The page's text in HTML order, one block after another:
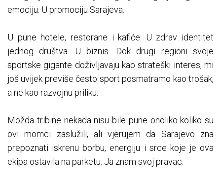
emociju. U promociju Sarajeva.
U pune hotele, restorane i kafiće. U zdrav identitet
jednog društva. U biznis. Dok drugi regioni svoje
sportske gigante doživljavaju kao strateški interes, mi
još uvijek previše često sport posmatramo kao trošak,
a ne kao razvojnu priliku.
Možda tribine nekada nisu bile pune onoliko koliko su
ovi momci zaslužili, ali vjerujem da Sarajevo zna
prepoznati iskrenu borbu, energiju i srce koje je ova
ekipa ostavila na parketu. Ja znam svoj pravac.